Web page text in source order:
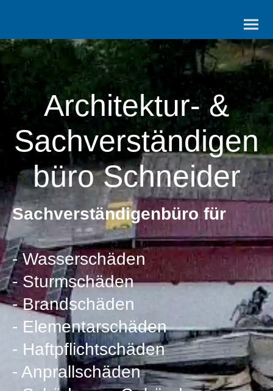
Architektur- &
Sachverständigen
büro Schneider
Sachverständigenbüro für
- Wasserschäden
- Sturmschäden
- Brandschäden
- Elementarschäden
- Haftpflichtschäden
- Anprallschäden